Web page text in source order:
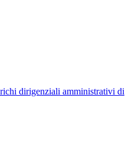
dirigenziali amministrativi di